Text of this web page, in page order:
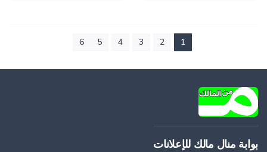
1
2
3
4
5
6
بوابة منال مالك للإعلانات